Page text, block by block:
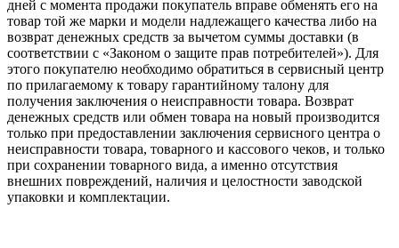
дней с момента продажи покупатель вправе обменять его на
товар той же марки и модели надлежащего качества либо на
возврат денежных средств за вычетом суммы доставки (в
соответствии с «Законом о защите прав потребителей»). Для
этого покупателю необходимо обратиться в сервисный центр
по прилагаемому к товару гарантийному талону для
получения заключения о неисправности товара. Возврат
денежных средств или обмен товара на новый производится
только при предоставлении заключения сервисного центра о
неисправности товара, товарного и кассового чеков, и только
при сохранении товарного вида, а именно отсутствия
внешних повреждений, наличия и целостности заводской
упаковки и комплектации.